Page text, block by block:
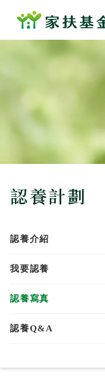
認養計劃
認養介紹
認養地區
我要認養
認養寫真
認養Q&A